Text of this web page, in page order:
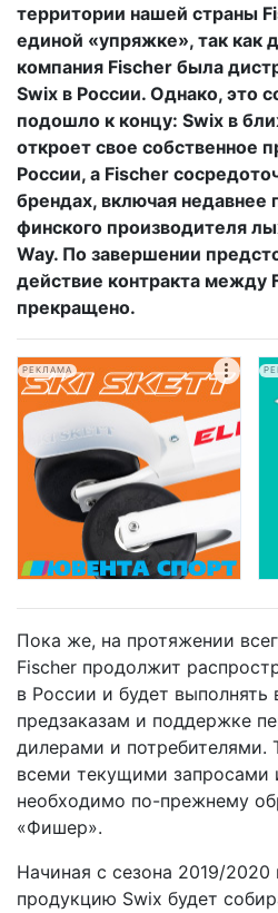
территории нашей страны
единой «упряжке», так как
компания Fischer была
Swix в России. Однако, это
подошло к концу: Swix в
откроет свое собственное
России, а Fischer
брендах, включая недавнее
финского производителя
Way. По завершении
действие контракта между
прекращено.
РЕКЛАМА
Пока же, на протяжении
Fischer продолжит
в России и будет выполнять
предзаказам и поддержке
дилерами и потребителями.
всеми текущими запросами
необходимо по-прежнему
«Фишер».
Начиная с сезона 2019/2020
продукцию Swix будет